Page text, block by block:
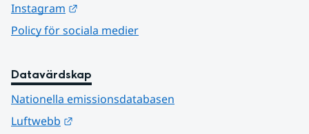
Instagram
Policy för sociala medier
Datavärdskap
Nationella emissionsdatabasen
Luftwebb